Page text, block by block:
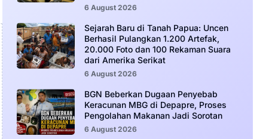
6 August 2026
Sejarah Baru di Tanah Papua: Uncen
Berhasil Pulangkan 1.200 Artefak,
20.000 Foto dan 100 Rekaman Suara
dari Amerika Serikat
6 August 2026
BGN Beberkan Dugaan Penyebab
Keracunan MBG di Depapre, Proses
Pengolahan Makanan Jadi Sorotan
6 August 2026